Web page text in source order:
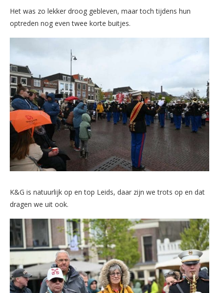
Het was zo lekker droog gebleven, maar toch tijdens hun
optreden nog even twee korte buitjes.
K&G is natuurlijk op en top Leids, daar zijn we trots op en dat
dragen we uit ook.